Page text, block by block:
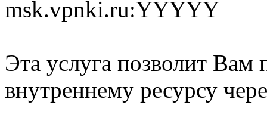
msk.vpnki.ru:YYYYY
Эта услуга позволит Вам
внутреннему ресурсу